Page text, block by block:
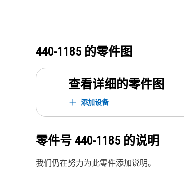
440-1185 的零件图
查看详细的零件图
添加设备
零件号 440-1185 的说明
我们仍在努力为此零件添加说明。